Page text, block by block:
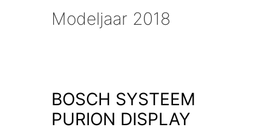
Modeljaar 2018
BOSCH SYSTEEM
PURION DISPLAY